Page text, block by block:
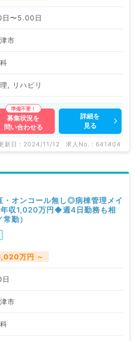
〜5.00日
市
, リハビリ
募集状況を
問い合わせる
詳細を
見る
新日 : 2024/11/12 求人No. : 641404
・オンコール無し◎病棟管理メイ
年収1,020万円◆週4日勤務も相
勤）
万円 ～
市